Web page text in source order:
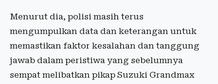
Menurut dia, polisi masih terus
mengumpulkan data dan keterangan untuk
memastikan faktor kesalahan dan tanggung
jawab dalam peristiwa yang sebelumnya
sempat melibatkan pikap Suzuki Grandmax